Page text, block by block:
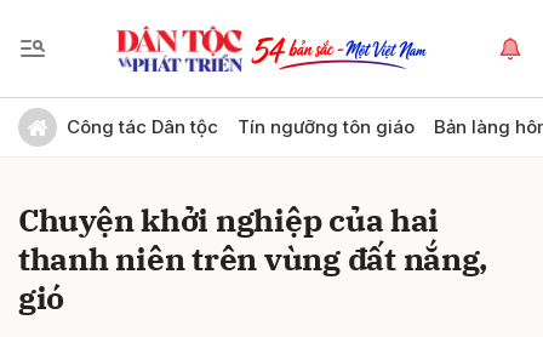
Công tác Dân tộc Tín ngưỡng tôn giáo Bản làng
Chuyện khởi nghiệp của hai
thanh niên trên vùng đất nắng,
gió
Gửi bình luận